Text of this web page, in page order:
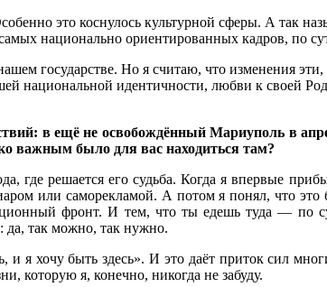
это коснулось культурной сферы. А так
национально ориентированных кадров, по
государстве. Но я считаю, что изменения
национальной идентичности, любви к своей
в ещё не освобождённый Мариуполь в
важным было для вас находиться там?
где решается его судьба. Когда я впервые
или саморекламой. А потом я понял, что
фронт. И тем, что ты едешь туда —
так можно, так нужно.
я хочу быть здесь». И это даёт приток сил
которую я, конечно, никогда не забуду.